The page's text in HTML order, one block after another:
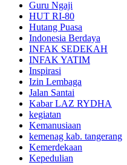
Guru Ngaji
HUT RI-80
Hutang Puasa
Indonesia Berdaya
INFAK SEDEKAH
INFAK YATIM
Inspirasi
Izin Lembaga
Jalan Santai
Kabar LAZ RYDHA
kegiatan
Kemanusiaan
kemenag kab. tangerang
Kemerdekaan
Kepedulian